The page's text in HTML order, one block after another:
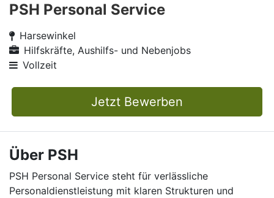
PSH Personal Service
Harsewinkel
Hilfskräfte, Aushilfs- und Nebenjobs
Vollzeit
Jetzt Bewerben
Über PSH
PSH Personal Service steht für verlässliche
Personaldienstleistung mit klaren Strukturen und